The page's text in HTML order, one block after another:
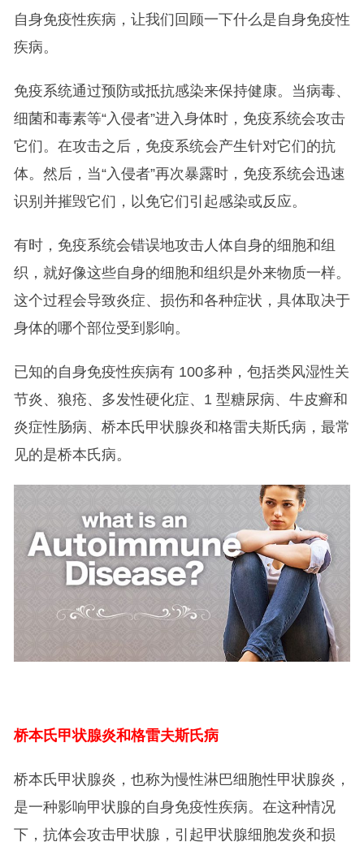
自身免疫性疾病，让我们回顾一下什么是自身免疫性
疾病。
‍免疫系统通过预防或抵抗感染来保持健康。当病毒、
细菌和毒素等“入侵者”进入身体时，免疫系统会攻击
它们。在攻击之后，免疫系统会产生针对它们的抗
体。然后，当“入侵者”再次暴露时，免疫系统会迅速
识别并摧毁它们，以免它们引起感染或反应。
有时，免疫系统会错误地攻击人体自身的细胞和组
织，就好像这些自身的细胞和组织是外来物质一样。
这个过程会导致炎症、损伤和各种症状，具体取决于
身体的哪个部位受到影响。
已知的自身免疫性疾病有 100多种，包括类风湿性关
节炎、狼疮、多发性硬化症、1 型糖尿病、牛皮癣和
炎症性肠病、桥本氏甲状腺炎和格雷夫斯氏病，最常
见的是桥本氏病。
桥本氏甲状腺炎和格雷夫斯氏病
桥本氏甲状腺炎，也称为慢性淋巴细胞性甲状腺炎，
是一种影响甲状腺的自身免疫性疾病。在这种情况
下，抗体会攻击甲状腺，引起甲状腺细胞发炎和损